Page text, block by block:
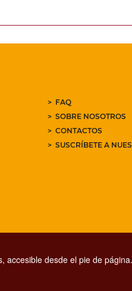
FAQ
SOBRE NOSOTROS
CONTACTOS
SUSCRÍBETE A
accesible desde el pie de página.